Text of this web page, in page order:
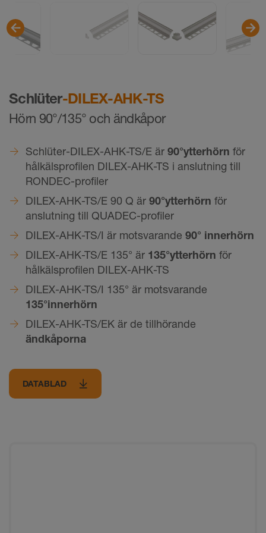
Schlüter-DILEX-AHK-TS
Hörn 90°/135° och ändkåpor
Schlüter-DILEX-AHK-TS/E är 90°ytterhörn för
hålkälsprofilen DILEX-AHK-TS i anslutning till
RONDEC-profiler
DILEX-AHK-TS/E 90 Q är 90°ytterhörn för
anslutning till QUADEC-profiler
DILEX-AHK-TS/I är motsvarande 90° innerhörn
DILEX-AHK-TS/E 135° är 135°ytterhörn för
hålkälsprofilen DILEX-AHK-TS
DILEX-AHK-TS/I 135° är motsvarande
135°innerhörn
DILEX-AHK-TS/EK är de tillhörande
ändkåporna
DATABLAD